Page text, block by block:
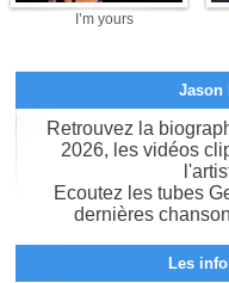
I’m yours
Jason
Retrouvez la
2026, les vidéos
Ecoutez les tubes
dernières
Les